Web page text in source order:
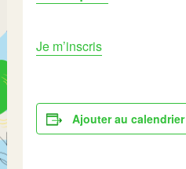
Je m’inscris
Ajouter au calendrier